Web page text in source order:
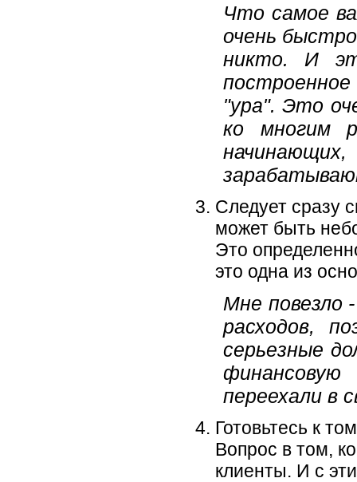
Что самое
очень
никто. И
"ура". Это
ко многим
Следует сразу
может быть
Это
это одна из
Мне повезло
расходов,
серьезные
переехали в
Готовьтесь к
Вопрос в том,
клиенты. И с